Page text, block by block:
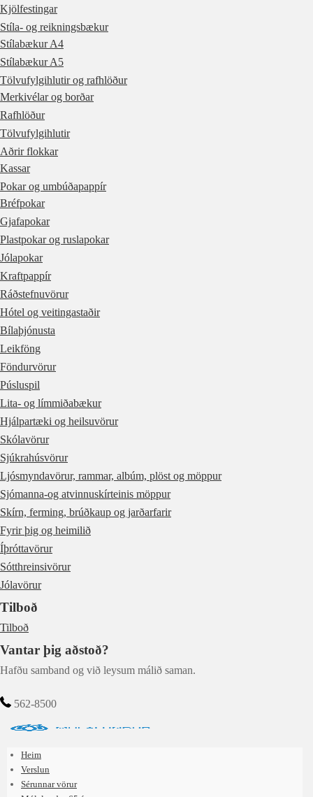
Kjölfestingar
Stíla- og reikningsbækur
Stílabækur A4
Stílabækur A5
Tölvufylgihlutir og rafhlöður
Merkivélar og borðar
Rafhlöður
Tölvufylgihlutir
Aðrir flokkar
Kassar
Pokar og umbúðapappír
Bréfpokar
Gjafapokar
Plastpokar og ruslapokar
Jólapokar
Kraftpappír
Ráðstefnuvörur
Hótel og veitingastaðir
Bílaþjónusta
Leikföng
Föndurvörur
Púsluspil
Lita- og límmiðabækur
Hjálpartæki og heilsuvörur
Skólavörur
Sjúkrahúsvörur
Ljósmyndavörur, rammar, albúm, plöst og möppur
Sjómanna-og atvinnuskírteinis möppur
Skírn, ferming, brúðkaup og jarðarfarir
Fyrir þig og heimilið
Íþróttavörur
Sótthreinsivörur
Jólavörur
Tilboð
Tilboð
Vantar þig aðstoð?
Hafðu samband og við leysum málið saman.
562-8500
Heim
Verslun
Sérunnar vörur